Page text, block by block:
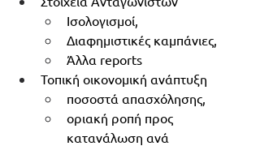
Ισολογισμοί,
Διαφημιστικές καμπάνιες,
Άλλα reports
Τοπική οικονομική ανάπτυξη
ποσοστά απασχόλησης,
οριακή ροπή προς
κατανάλωση ανά